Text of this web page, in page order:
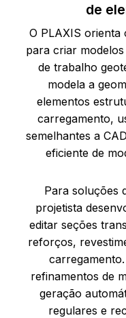
de
O PLAXIS orienta
para criar
de trabalho
modela a
elementos
carregamento,
semelhantes a
eficiente de
Para soluções
projetista
editar seções
reforços,
refinamentos de
geração
regulares e